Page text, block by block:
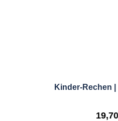
Kinder-Rechen